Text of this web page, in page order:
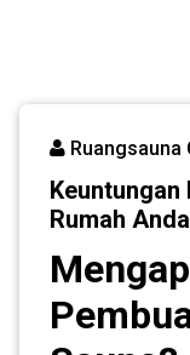
Ruangsauna
Keuntungan
Rumah Anda